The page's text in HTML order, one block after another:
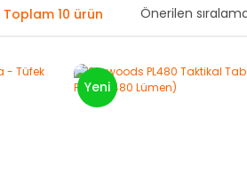
Toplam 10 ürün
Yeni